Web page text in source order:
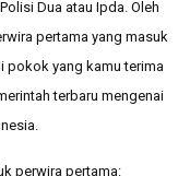
Dua atau Ipda. Oleh
pertama yang masuk
pokok yang kamu terima
terbaru mengenai
perwira pertama: